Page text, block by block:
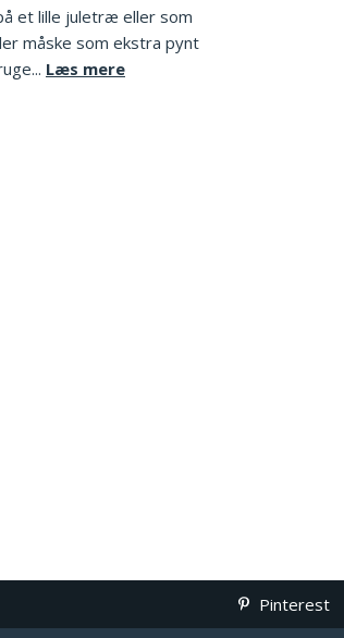
et lille juletræ eller som
måske som ekstra pynt
Læs mere
Pinterest